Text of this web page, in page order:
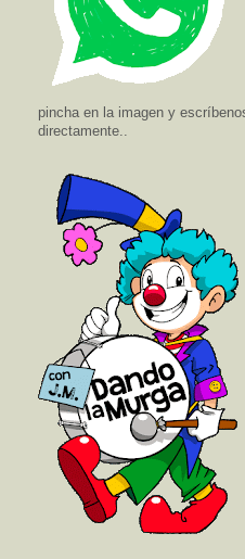
pincha en la imagen y
directamente..